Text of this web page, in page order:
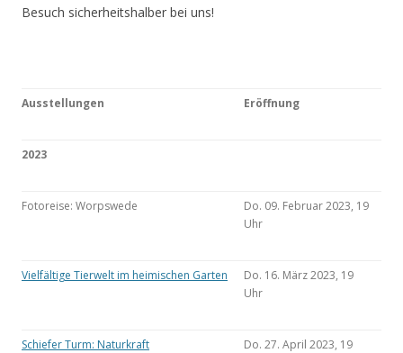
Besuch sicherheitshalber bei uns!
Ausstellungen Eröffnung
2023
Fotoreise: Worpswede
Do. 09. Februar 2023, 19
Uhr
Vielfältige Tierwelt im heimischen Garten
Do. 16. März 2023, 19
Uhr
Schiefer Turm: Naturkraft
Do. 27. April 2023, 19